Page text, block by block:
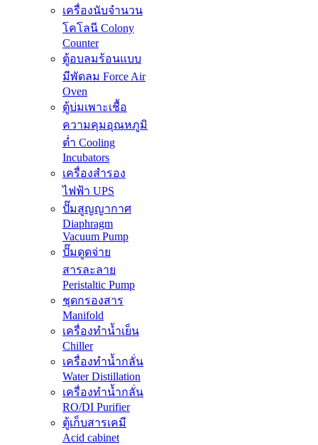
เครื่องนับจำนวน
โคโลนี Colony
Counter
ตู้อบลมร้อนแบบ
มีพัดลม Force Air
Oven
ตู้บ่มเพาะเชื้อ
ความคุมอุณหภูมิ
ต่ำ Cooling
Incubators
เครื่องสำรอง
ไฟฟ้า UPS
ปั๊มสูญญากาศ
Diaphragm
Vacuum Pump
ปั๊มดูดจ่าย
สารละลาย
Peristaltic Pump
ชุดกรองสาร
Manifold
เครื่องทำน้ำเย็น
Chiller
เครื่องทำน้ำกลั่น
Water Distillation
เครื่องทำน้ำกลั่น
RO/DI Purifier
ตู้เก็บสารเคมี
Acid cabinet